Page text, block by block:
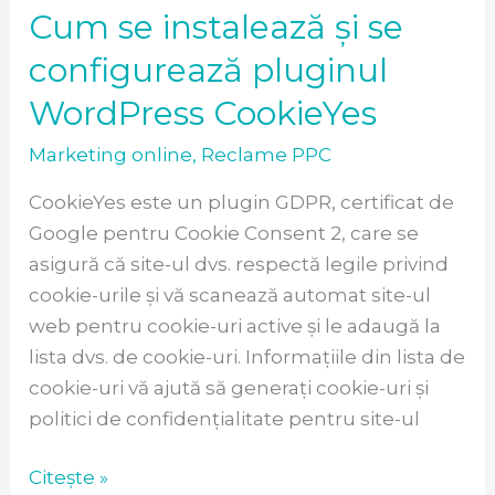
Cum se instalează și se
configurează pluginul
WordPress CookieYes
Marketing online, Reclame PPC
CookieYes este un plugin GDPR, certificat de
Google pentru Cookie Consent 2, care se
asigură că site-ul dvs. respectă legile privind
cookie-urile și vă scanează automat site-ul
web pentru cookie-uri active și le adaugă la
lista dvs. de cookie-uri. Informațiile din lista de
cookie-uri vă ajută să generați cookie-uri și
politici de confidențialitate pentru site-ul
CookieYes
Citește »